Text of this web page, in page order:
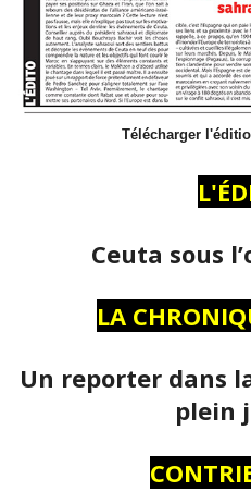
Télécharger
Ceuta sous
LA
Un reporter dans
plein